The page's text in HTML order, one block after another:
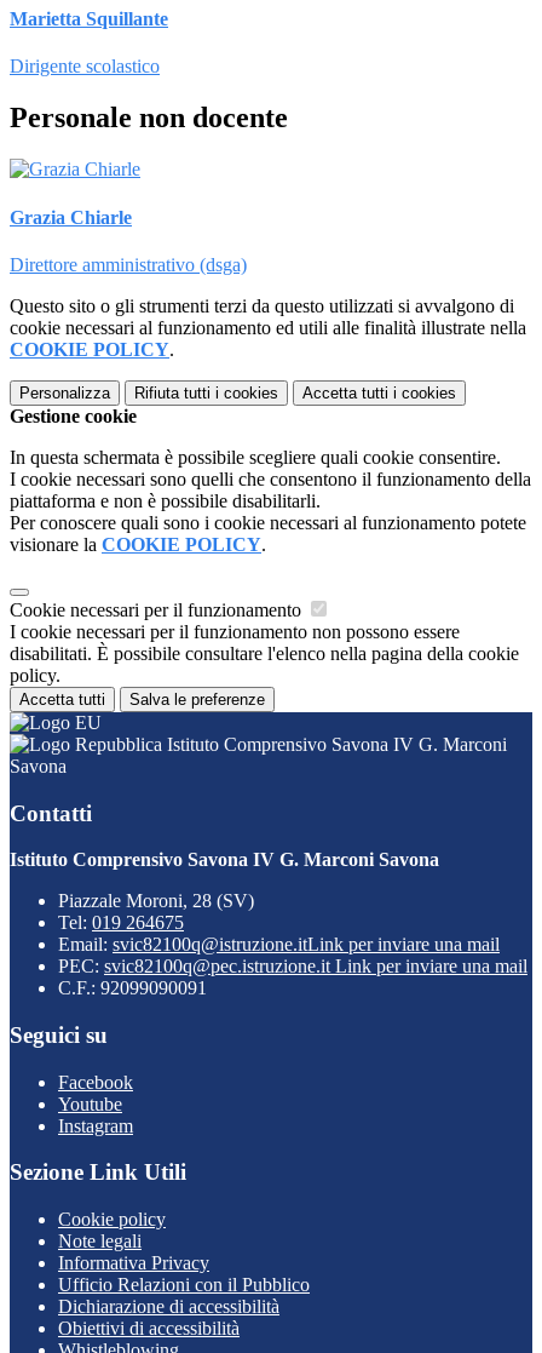
Marietta Squillante
Dirigente scolastico
Personale non docente
Grazia Chiarle
Direttore amministrativo (dsga)
Questo sito o gli strumenti terzi da questo utilizzati si avvalgono di
cookie necessari al funzionamento ed utili alle finalità illustrate nella
COOKIE POLICY.
Personalizza Rifiuta tutti i cookies Accetta tutti i cookies
Gestione cookie
In questa schermata è possibile scegliere quali cookie consentire.
I cookie necessari sono quelli che consentono il funzionamento della
piattaforma e non è possibile disabilitarli.
Per conoscere quali sono i cookie necessari al funzionamento potete
visionare la COOKIE POLICY.
Cookie necessari per il funzionamento
I cookie necessari per il funzionamento non possono essere
disabilitati. È possibile consultare l'elenco nella pagina della cookie
policy.
Accetta tutti Salva le preferenze
Istituto Comprensivo Savona IV G. Marconi
Savona
Contatti
Istituto Comprensivo Savona IV G. Marconi Savona
Piazzale Moroni, 28 (SV)
Tel: 019 264675
Email: svic82100q@istruzione.itLink per inviare una mail
PEC: svic82100q@pec.istruzione.it Link per inviare una mail
C.F.: 92099090091
Seguici su
Facebook
Youtube
Instagram
Sezione Link Utili
Cookie policy
Note legali
Informativa Privacy
Ufficio Relazioni con il Pubblico
Dichiarazione di accessibilità
Obiettivi di accessibilità